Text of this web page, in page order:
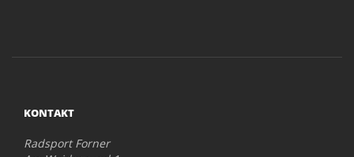
KONTAKT
Radsport Forner